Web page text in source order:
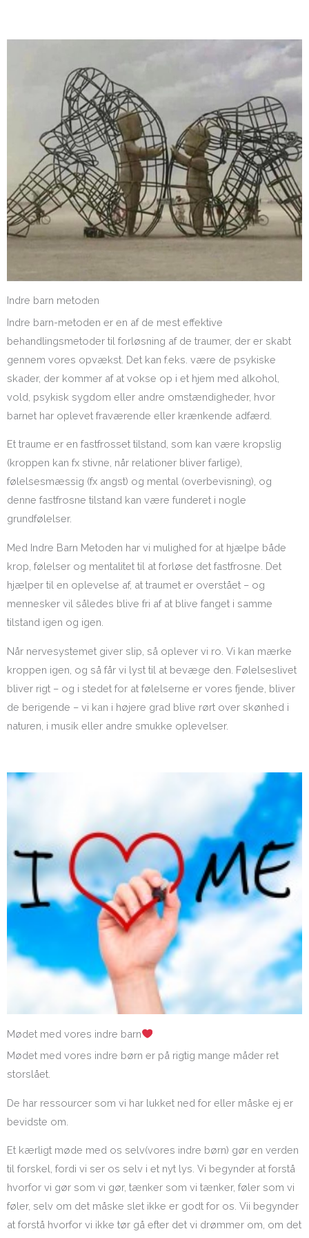
Indre barn metoden
Indre barn-metoden er en af de mest effektive
behandlingsmetoder til forløsning af de traumer, der er skabt
gennem vores opvækst. Det kan f.eks. være de psykiske
skader, der kommer af at vokse op i et hjem med alkohol,
vold, psykisk sygdom eller andre omstændigheder, hvor
barnet har oplevet fraværende eller krænkende adfærd.
Et traume er en fastfrosset tilstand, som kan være kropslig
(kroppen kan fx stivne, når relationer bliver farlige),
følelsesmæssig (fx angst) og mental (overbevisning), og
denne fastfrosne tilstand kan være funderet i nogle
grundfølelser.
Med Indre Barn Metoden har vi mulighed for at hjælpe både
krop, følelser og mentalitet til at forløse det fastfrosne. Det
hjælper til en oplevelse af, at traumet er overstået – og
mennesker vil således blive fri af at blive fanget i samme
tilstand igen og igen.
Når nervesystemet giver slip, så oplever vi ro. Vi kan mærke
kroppen igen, og så får vi lyst til at bevæge den. Følelseslivet
bliver rigt – og i stedet for at følelserne er vores fjende, bliver
de berigende – vi kan i højere grad blive rørt over skønhed i
naturen, i musik eller andre smukke oplevelser.
Mødet med vores indre barn
Mødet med vores indre børn er på rigtig mange måder ret
storslået.
De har ressourcer som vi har lukket ned for eller måske ej er
bevidste om.
Et kærligt møde med os selv(vores indre børn) gør en verden
til forskel, fordi vi ser os selv i et nyt lys. Vi begynder at forstå
hvorfor vi gør som vi gør, tænker som vi tænker, føler som vi
føler, selv om det måske slet ikke er godt for os. Vii begynder
at forstå hvorfor vi ikke tør gå efter det vi drømmer om, om det